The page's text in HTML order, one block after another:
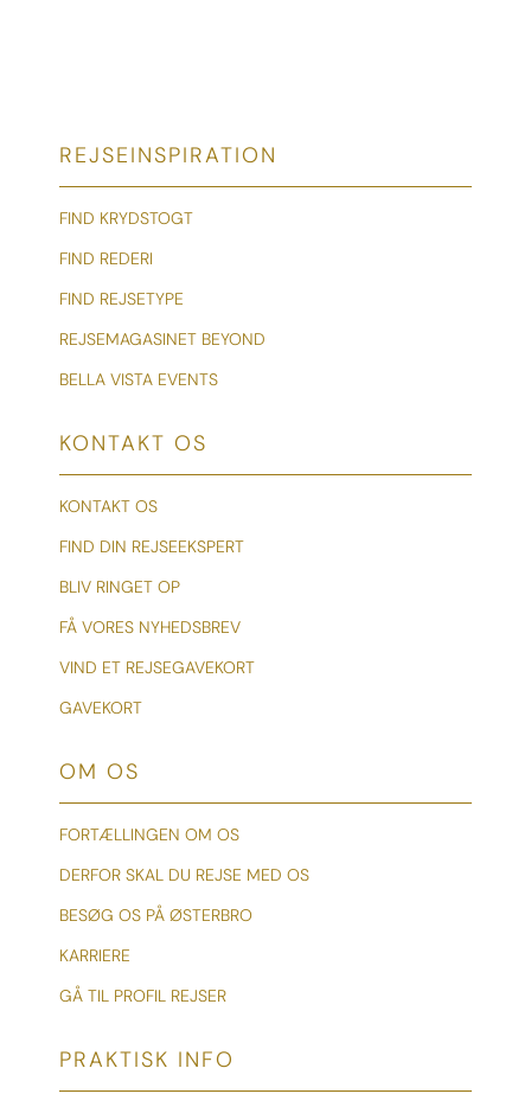
REJSEINSPIRATION
FIND KRYDSTOGT
FIND REDERI
FIND REJSETYPE
REJSEMAGASINET BEYOND
BELLA VISTA EVENTS
KONTAKT OS
KONTAKT OS
FIND DIN REJSEEKSPERT
BLIV RINGET OP
FÅ VORES NYHEDSBREV
VIND ET REJSEGAVEKORT
GAVEKORT
OM OS
FORTÆLLINGEN OM OS
DERFOR SKAL DU REJSE MED OS
BESØG OS PÅ ØSTERBRO
KARRIERE
GÅ TIL PROFIL REJSER
PRAKTISK INFO